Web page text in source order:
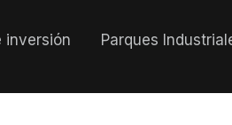
inversión Parques